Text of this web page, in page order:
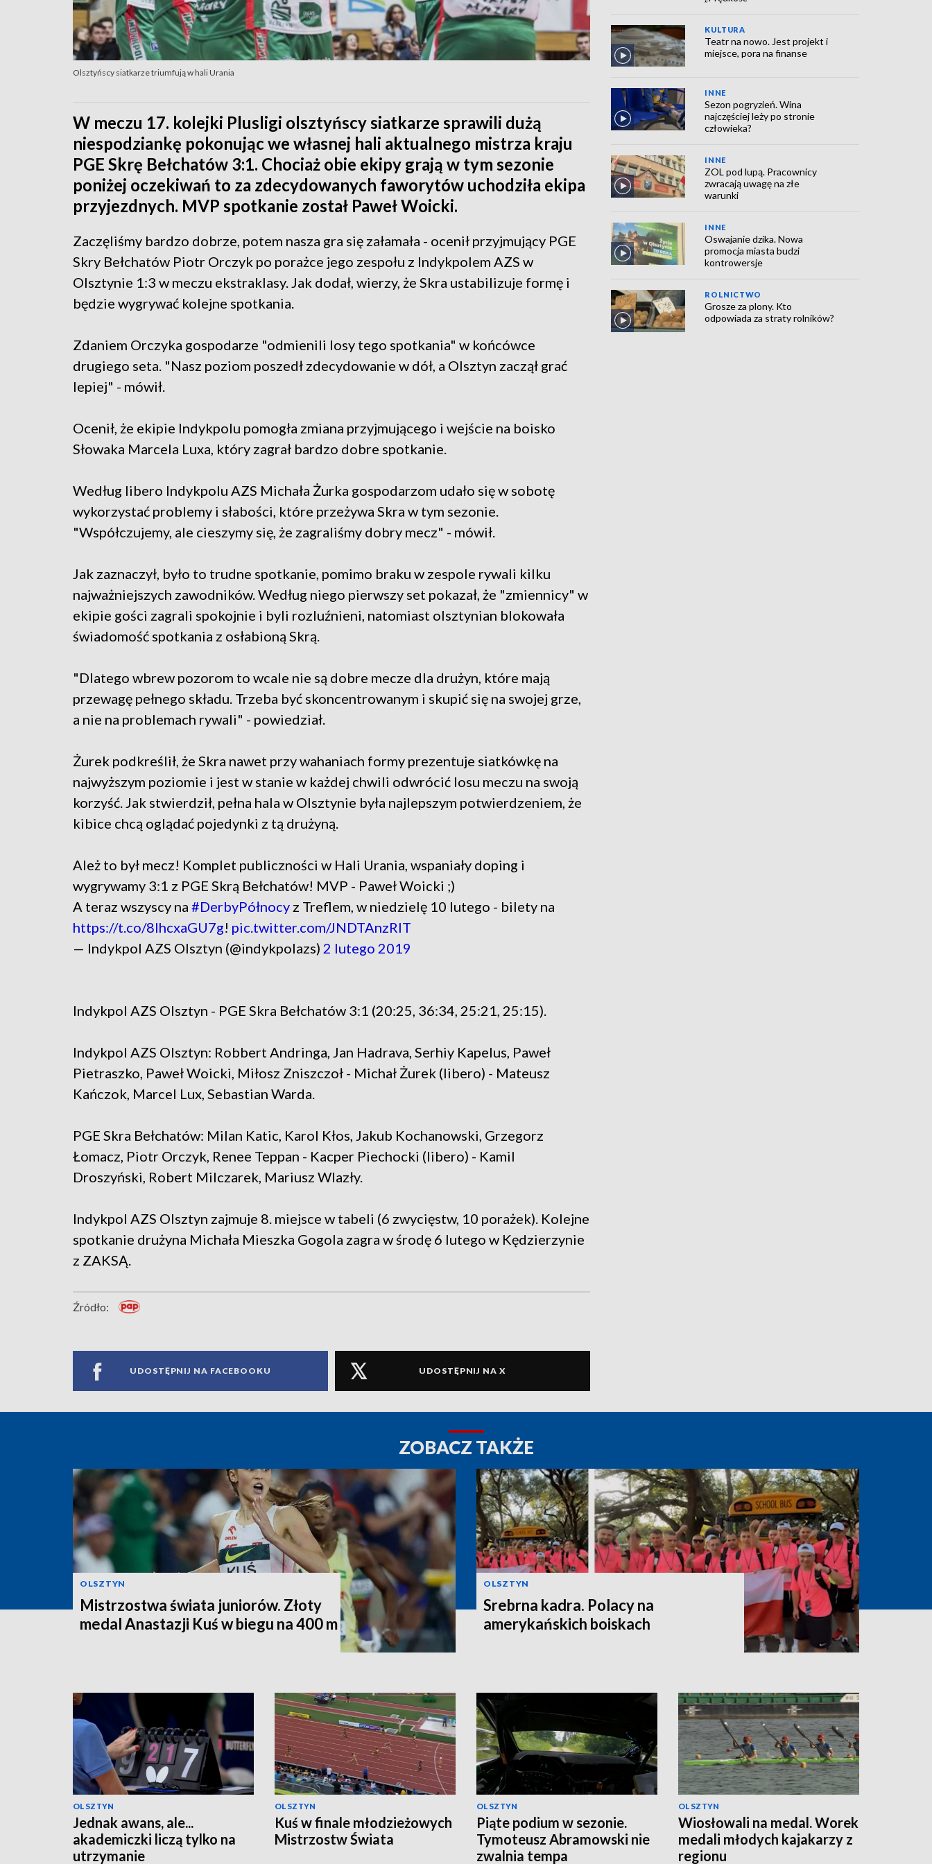
Olsztyńscy siatkarze triumfują w hali Urania
W meczu 17. kolejki Plusligi olsztyńscy siatkarze sprawili dużą
niespodziankę pokonując we własnej hali aktualnego mistrza kraju
PGE Skrę Bełchatów 3:1. Chociaż obie ekipy grają w tym sezonie
poniżej oczekiwań to za zdecydowanych faworytów uchodziła ekipa
przyjezdnych. MVP spotkanie został Paweł Woicki.
Zaczęliśmy bardzo dobrze, potem nasza gra się załamała - ocenił przyjmujący PGE
Skry Bełchatów Piotr Orczyk po porażce jego zespołu z Indykpolem AZS w
Olsztynie 1:3 w meczu ekstraklasy. Jak dodał, wierzy, że Skra ustabilizuje formę i
będzie wygrywać kolejne spotkania.
Zdaniem Orczyka gospodarze "odmienili losy tego spotkania" w końcówce
drugiego seta. "Nasz poziom poszedł zdecydowanie w dół, a Olsztyn zaczął grać
lepiej" - mówił.
Ocenił, że ekipie Indykpolu pomogła zmiana przyjmującego i wejście na boisko
Słowaka Marcela Luxa, który zagrał bardzo dobre spotkanie.
Według libero Indykpolu AZS Michała Żurka gospodarzom udało się w sobotę
wykorzystać problemy i słabości, które przeżywa Skra w tym sezonie.
"Współczujemy, ale cieszymy się, że zagraliśmy dobry mecz" - mówił.
Jak zaznaczył, było to trudne spotkanie, pomimo braku w zespole rywali kilku
najważniejszych zawodników. Według niego pierwszy set pokazał, że "zmiennicy" w
ekipie gości zagrali spokojnie i byli rozluźnieni, natomiast olsztynian blokowała
świadomość spotkania z osłabioną Skrą.
"Dlatego wbrew pozorom to wcale nie są dobre mecze dla drużyn, które mają
przewagę pełnego składu. Trzeba być skoncentrowanym i skupić się na swojej grze,
a nie na problemach rywali" - powiedział.
Żurek podkreślił, że Skra nawet przy wahaniach formy prezentuje siatkówkę na
najwyższym poziomie i jest w stanie w każdej chwili odwrócić losu meczu na swoją
korzyść. Jak stwierdził, pełna hala w Olsztynie była najlepszym potwierdzeniem, że
kibice chcą oglądać pojedynki z tą drużyną.
Ależ to był mecz! Komplet publiczności w Hali Urania, wspaniały doping i
wygrywamy 3:1 z PGE Skrą Bełchatów! MVP - Paweł Woicki ;)
A teraz wszyscy na #DerbyPółnocy z Treflem, w niedzielę 10 lutego - bilety na
https://t.co/8lhcxaGU7g! pic.twitter.com/JNDTAnzRIT
— Indykpol AZS Olsztyn (@indykpolazs) 2 lutego 2019
Indykpol AZS Olsztyn - PGE Skra Bełchatów 3:1 (20:25, 36:34, 25:21, 25:15).
Indykpol AZS Olsztyn: Robbert Andringa, Jan Hadrava, Serhiy Kapelus, Paweł
Pietraszko, Paweł Woicki, Miłosz Zniszczoł - Michał Żurek (libero) - Mateusz
Kańczok, Marcel Lux, Sebastian Warda.
PGE Skra Bełchatów: Milan Katic, Karol Kłos, Jakub Kochanowski, Grzegorz
Łomacz, Piotr Orczyk, Renee Teppan - Kacper Piechocki (libero) - Kamil
Droszyński, Robert Milczarek, Mariusz Wlazły.
Indykpol AZS Olsztyn zajmuje 8. miejsce w tabeli (6 zwycięstw, 10 porażek). Kolejne
spotkanie drużyna Michała Mieszka Gogola zagra w środę 6 lutego w Kędzierzynie
z ZAKSĄ.
Źródło:
UDOSTĘPNIJ NA FACEBOOKU UDOSTĘPNIJ NA X
KULTURA
Teatr na nowo. Jest projekt i
miejsce, pora na finanse
INNE
Sezon pogryzień. Wina
najczęściej leży po stronie
człowieka?
INNE
ZOL pod lupą. Pracownicy
zwracają uwagę na złe
warunki
INNE
Oswajanie dzika. Nowa
promocja miasta budzi
kontrowersje
ROLNICTWO
Grosze za plony. Kto
odpowiada za straty rolników?
ZOBACZ TAKŻE
OLSZTYN
Mistrzostwa świata juniorów. Złoty
medal Anastazji Kuś w biegu na 400 m
OLSZTYN
Srebrna kadra. Polacy na
amerykańskich boiskach
OLSZTYN
Jednak awans, ale...
akademiczki liczą tylko na
utrzymanie
OLSZTYN
Kuś w finale młodzieżowych
Mistrzostw Świata
OLSZTYN
Piąte podium w sezonie.
Tymoteusz Abramowski nie
zwalnia tempa
OLSZTYN
Wiosłowali na medal. Worek
medali młodych kajakarzy z
regionu